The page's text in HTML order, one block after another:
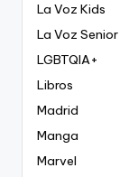
La Voz Kids
La Voz Senior
LGBTQIA+
Libros
Madrid
Manga
Marvel